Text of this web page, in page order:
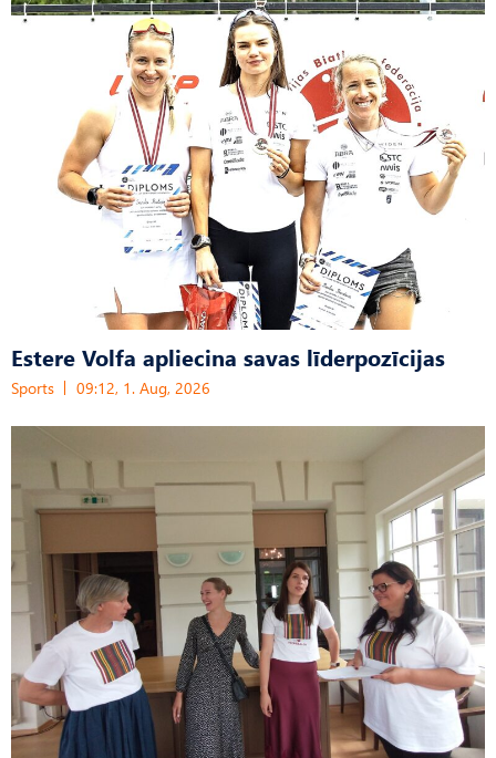
Estere Volfa apliecina savas līderpozīcijas
Sports 09:12, 1. Aug, 2026